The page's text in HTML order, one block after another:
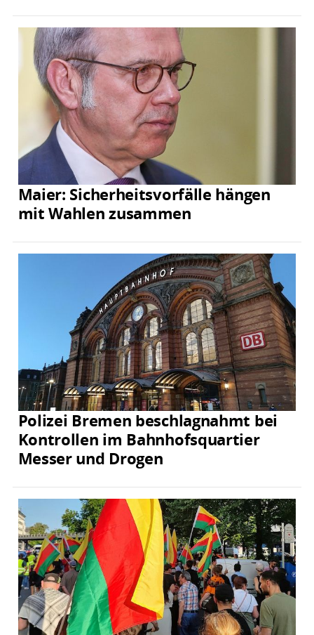
Maier: Sicherheitsvorfälle hängen
mit Wahlen zusammen
Polizei Bremen beschlagnahmt bei
Kontrollen im Bahnhofsquartier
Messer und Drogen